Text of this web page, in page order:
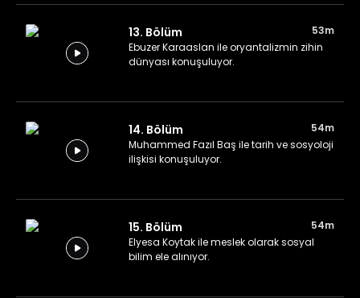
13. Bölüm
53m
Ebuzer Karaaslan ile oryantalizmin zihin
dünyası konuşuluyor.
14. Bölüm
54m
Muhammed Fazıl Baş ile tarih ve sosyoloji
ilişkisi konuşuluyor.
15. Bölüm
54m
Elyesa Koytak ile meslek olarak sosyal
bilim ele alınıyor.